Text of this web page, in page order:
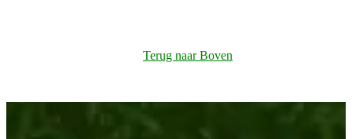
Terug naar Boven